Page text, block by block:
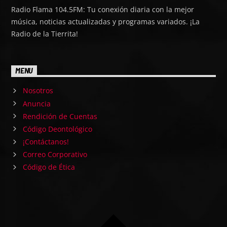
Radio Flama 104.5FM: Tu conexión diaria con la mejor
música, noticias actualizadas y programas variados. ¡La
Radio de la Tierrita!
MENU
Nosotros
Anuncia
Rendición de Cuentas
Código Deontológico
¡Contáctanos!
Correo Corporativo
Código de Ética